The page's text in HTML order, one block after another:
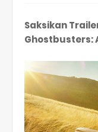
Saksikan
Ghostbusters: